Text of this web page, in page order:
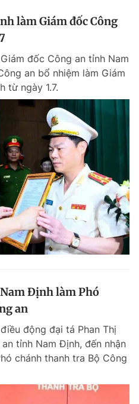
Tin 24h
Tin 360
Magazine
Bạn cần biết
Liên hệ quảng cáo
làm Giám đốc Công
đốc Công an tỉnh Nam
an bổ nhiệm làm Giám
từ ngày 1.7.
Định làm Phó
an
động đại tá Phan Thị
tỉnh Nam Định, đến nhận
chánh thanh tra Bộ Công